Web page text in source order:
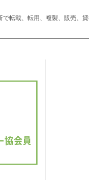
転載、転用、複製、販売、